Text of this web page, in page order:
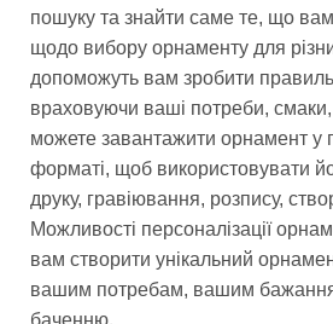
пошуку та знайти саме те, що
щодо вибору орнаменту для
допоможуть вам зробити
враховуючи ваші потреби,
можете завантажити орнамент у
форматі, щоб використовувати
друку, гравіювання, розпису,
Можливості персоналізації
вам створити унікальний
вашим потребам, вашим